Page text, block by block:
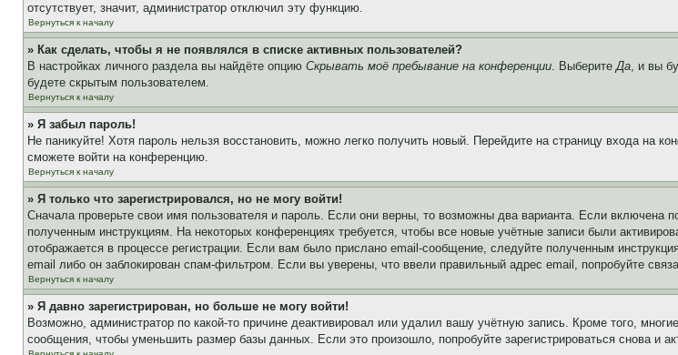
отсутствует, значит, администратор отключил эту функцию.
Вернуться к началу
» Как сделать, чтобы я не появлялся в списке активных пользователей?
В настройках личного раздела вы найдёте опцию Скрывать моё пребывание на конференции. ВыберитеДа, и вы
будете скрытым пользователем.
Вернуться к началу
» Я забыл пароль!
Не паникуйте! Хотя пароль нельзя восстановить, можно легко получить новый. Перейдите на страницу входа на
сможете войти на конференцию.
Вернуться к началу
» Я только что зарегистрировался, но не могу войти!
Сначала проверьте свои имя пользователя и пароль. Если они верны, то возможны два варианта. Если включена
полученным инструкциям. На некоторых конференциях требуется, чтобы все новые учётные записи были
отображается в процессе регистрации. Если вам было прислано email-сообщение, следуйте полученным
email либо он заблокирован спам-фильтром. Если вы уверены, что ввели правильный адрес email, попробуйте
Вернуться к началу
» Я давно зарегистрирован, но больше не могу войти!
Возможно, администратор по какой-то причине деактивировал или удалил вашу учётную запись. Кроме того,
сообщения, чтобы уменьшить размер базы данных. Если это произошло, попробуйте зарегистрироваться снова и